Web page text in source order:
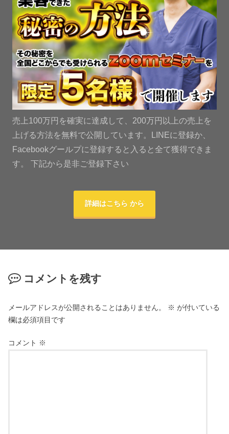
売上100万円を確実に達成して、200万円以上の売上を
上げる方法を無料で公開しています。LINEに登録か、
Facebookグールプに登録すると入ると全て獲得できま
す。 下記から是非ご登録下さい
詳細はこちら から
コメントを残す
メールアドレスが公開されることはありません。 ※ が付いている
欄は必須項目です
コメント ※